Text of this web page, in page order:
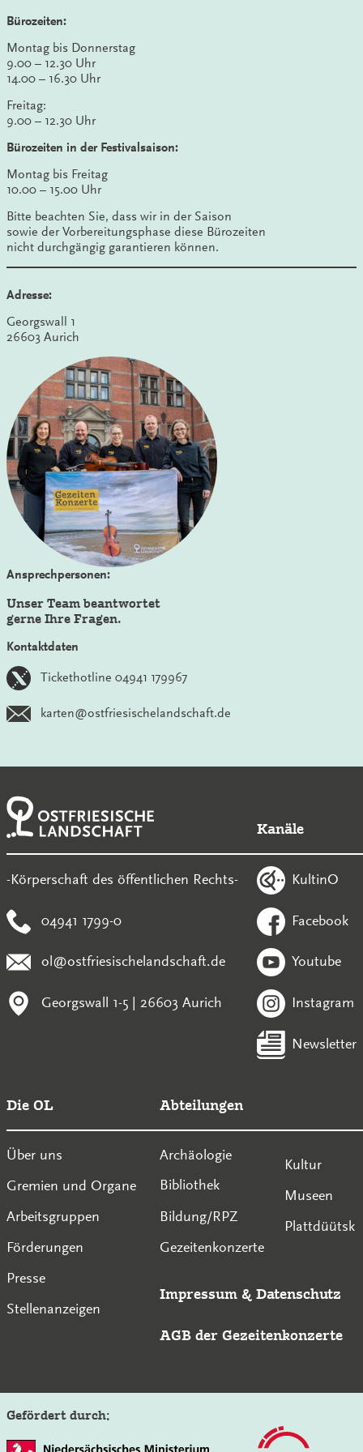
Bürozeiten:
Montag bis Donnerstag
9.00 – 12.30 Uhr
14.00 – 16.30 Uhr
Freitag:
9.00 – 12.30 Uhr
Bürozeiten in der Festivalsaison:
Montag bis Freitag
10.00 – 15.00 Uhr
Bitte beachten Sie, dass wir in der Saison
sowie der Vorbereitungsphase diese Bürozeiten
nicht durchgängig garantieren können.
Adresse:
Georgswall 1
26603 Aurich
Ansprechpersonen:
Unser Team beantwortet
gerne Ihre Fragen.
Kontaktdaten
Tickethotline 04941 179967
karten@ostfriesischelandschaft.de
-Körperschaft des öffentlichen Rechts-
04941 1799-0
ol@ostfriesischelandschaft.de
Georgswall 1-5 | 26603 Aurich
Kanäle
KultinO
Facebook
Youtube
Instagram
Newsletter
Die OL
Über uns
Gremien und Organe
Arbeitsgruppen
Förderungen
Presse
Stellenanzeigen
Abteilungen
Archäologie
Bibliothek
Bildung/RPZ
Gezeitenkonzerte
Kultur
Museen
Plattdüütsk
Impressum & Datenschutz
AGB der Gezeitenkonzerte
Gefördert durch: